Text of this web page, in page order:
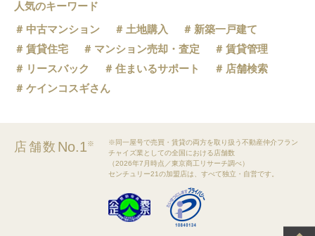
人気のキーワード
中古マンション
土地購入
新築一戸建て
賃貸住宅
マンション売却・査定
賃貸管理
リースバック
住まいるサポート
店舗検索
ケインコスギさん
店舗数 No.1※
※同一屋号で売買・賃貸の両方を取り扱う不動産仲介フラン
チャイズ業としての全国における店舗数
（2026年7月時点／東京商工リサーチ調べ）
センチュリー21の加盟店は、すべて独立・自営です。